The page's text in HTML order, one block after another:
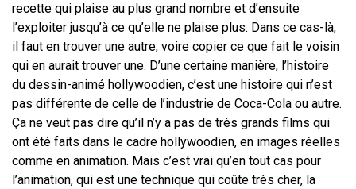
recette qui plaise au plus grand nombre et d’ensuite
l’exploiter jusqu’à ce qu’elle ne plaise plus. Dans ce cas-là,
il faut en trouver une autre, voire copier ce que fait le voisin
qui en aurait trouver une. D’une certaine manière, l’histoire
du dessin-animé hollywoodien, c’est une histoire qui n’est
pas différente de celle de l’industrie de Coca-Cola ou autre.
Ça ne veut pas dire qu’il n’y a pas de très grands films qui
ont été faits dans le cadre hollywoodien, en images réelles
comme en animation. Mais c’est vrai qu’en tout cas pour
l’animation, qui est une technique qui coûte très cher, la